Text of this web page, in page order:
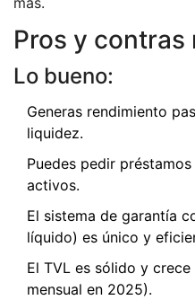
Pros y contras
Lo bueno:
Generas rendimiento
liquidez.
Puedes pedir
activos.
El sistema de garantía
líquido) es único y
El TVL es sólido y
mensual en 2025).